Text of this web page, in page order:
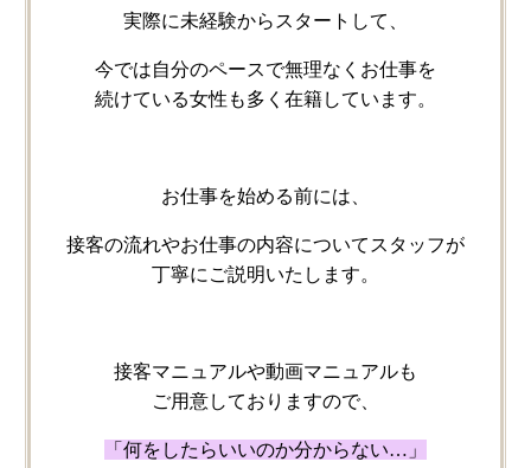
実際に​未経験から​スタートして、
今では​自分の​ペースで​無理なく​お仕事を​
続けている​女性も​多く​在籍しています。
お仕事を​始める​前には、
接客の​流れや​お仕事の​内容に​ついて​スタッフが​
丁寧に​ご説明いたします。
接客マニュアルや​動画マニュアルも​
ご用意しておりますので、
「何を​したら​いいのか分からない…」